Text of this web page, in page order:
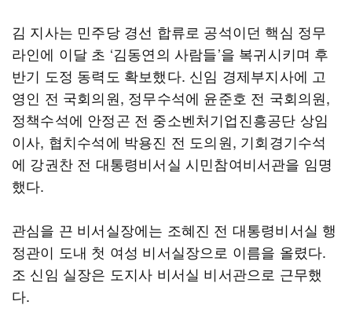
김 지사는 민주당 경선 합류로 공석이던 핵심 정무
라인에 이달 초 ‘김동연의 사람들’을 복귀시키며 후
반기 도정 동력도 확보했다. 신임 경제부지사에 고
영인 전 국회의원, 정무수석에 윤준호 전 국회의원,
정책수석에 안정곤 전 중소벤처기업진흥공단 상임
이사, 협치수석에 박용진 전 도의원, 기회경기수석
에 강권찬 전 대통령비서실 시민참여비서관을 임명
했다.
관심을 끈 비서실장에는 조혜진 전 대통령비서실 행
정관이 도내 첫 여성 비서실장으로 이름을 올렸다.
조 신임 실장은 도지사 비서실 비서관으로 근무했
다.